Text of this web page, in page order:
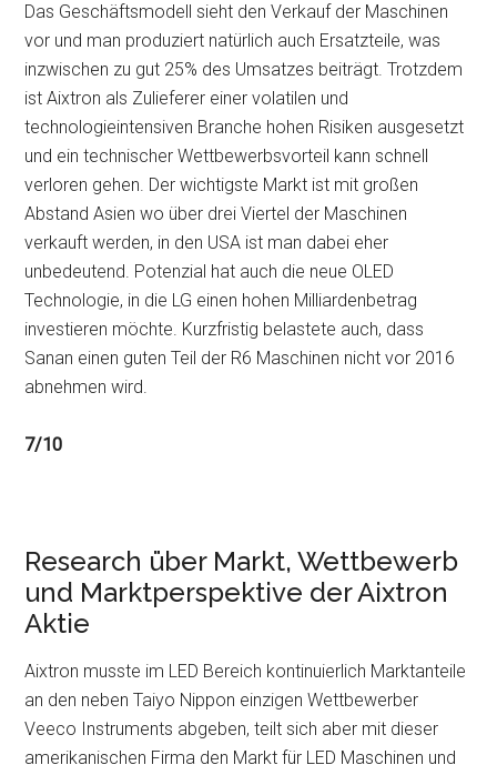
Das Geschäftsmodell sieht den Verkauf der Maschinen
vor und man produziert natürlich auch Ersatzteile, was
inzwischen zu gut 25% des Umsatzes beiträgt. Trotzdem
ist Aixtron als Zulieferer einer volatilen und
technologieintensiven Branche hohen Risiken ausgesetzt
und ein technischer Wettbewerbsvorteil kann schnell
verloren gehen. Der wichtigste Markt ist mit großen
Abstand Asien wo über drei Viertel der Maschinen
verkauft werden, in den USA ist man dabei eher
unbedeutend. Potenzial hat auch die neue OLED
Technologie, in die LG einen hohen Milliardenbetrag
investieren möchte. Kurzfristig belastete auch, dass
Sanan einen guten Teil der R6 Maschinen nicht vor 2016
abnehmen wird.
7/10
Research über Markt, Wettbewerb
und Marktperspektive der Aixtron
Aktie
Aixtron musste im LED Bereich kontinuierlich Marktanteile
an den neben Taiyo Nippon einzigen Wettbewerber
Veeco Instruments abgeben, teilt sich aber mit dieser
amerikanischen Firma den Markt für LED Maschinen und